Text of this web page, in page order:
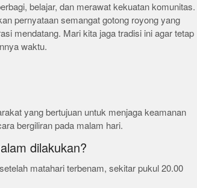
belajar, dan merawat kekuatan komunitas.
pernyataan semangat gotong royong yang
mendatang. Mari kita jaga tradisi ini agar tetap
waktu.
yang bertujuan untuk menjaga keamanan
bergiliran pada malam hari.
dilakukan?
matahari terbenam, sekitar pukul 20.00